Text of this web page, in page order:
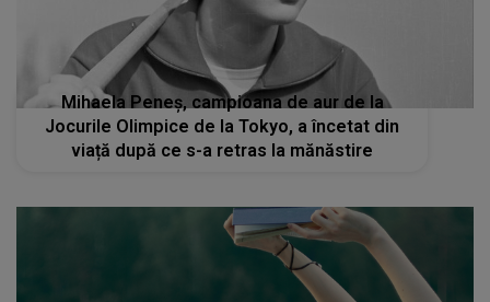
Mihaela Peneș, campioana de aur de la
Jocurile Olimpice de la Tokyo, a încetat din
viață după ce s-a retras la mănăstire